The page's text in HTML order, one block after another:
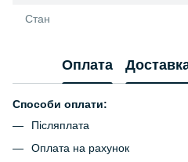
Стан
Оплата
Способи оплати:
Післяплата
Оплата на рахунок